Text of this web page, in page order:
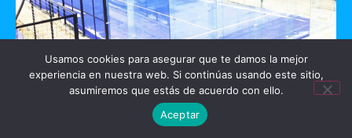
GO PADEL
Usamos cookies para asegurar que te damos la mejor
experiencia en nuestra web. Si continúas usando este sitio,
asumiremos que estás de acuerdo con ello.
Aceptar